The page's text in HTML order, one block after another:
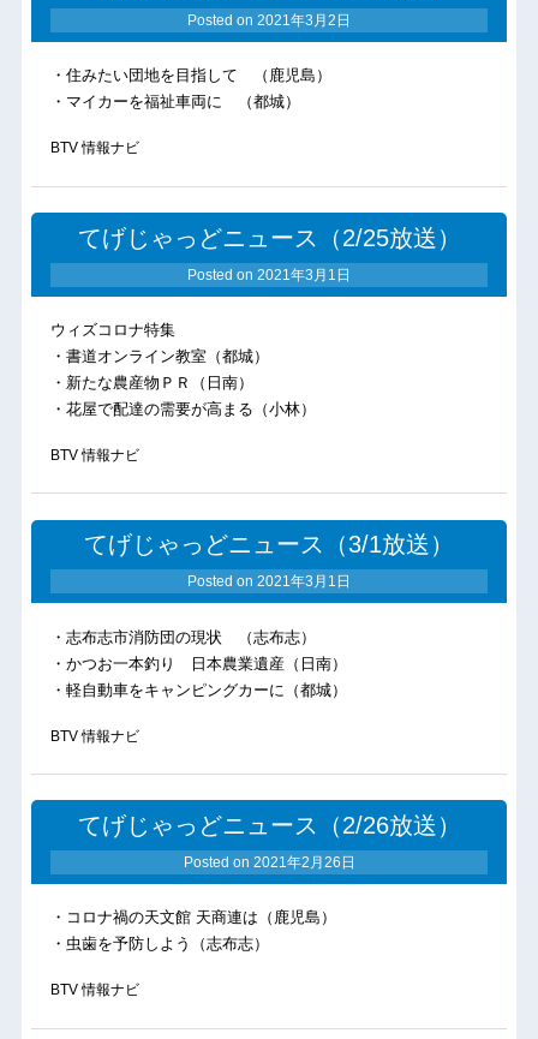
Posted on 2021年3月2日
・住みたい団地を目指して （鹿児島）
・マイカーを福祉車両に （都城）
BTV 情報ナビ
てげじゃっどニュース（2/25放送）
Posted on 2021年3月1日
ウィズコロナ特集
・書道オンライン教室（都城）
・新たな農産物ＰＲ（日南）
・花屋で配達の需要が高まる（小林）
BTV 情報ナビ
てげじゃっどニュース（3/1放送）
Posted on 2021年3月1日
・志布志市消防団の現状 （志布志）
・かつお一本釣り 日本農業遺産（日南）
・軽自動車をキャンピングカーに（都城）
BTV 情報ナビ
てげじゃっどニュース（2/26放送）
Posted on 2021年2月26日
・コロナ禍の天文館 天商連は（鹿児島）
・虫歯を予防しよう（志布志）
BTV 情報ナビ